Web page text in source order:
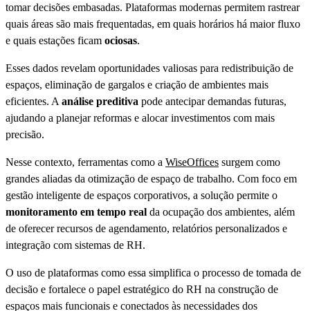
tomar decisões embasadas. Plataformas modernas permitem rastrear
quais áreas são mais frequentadas, em quais horários há maior fluxo
e quais estações ficam ociosas.
Esses dados revelam oportunidades valiosas para redistribuição de
espaços, eliminação de gargalos e criação de ambientes mais
eficientes. A análise preditiva pode antecipar demandas futuras,
ajudando a planejar reformas e alocar investimentos com mais
precisão.
Nesse contexto, ferramentas como a WiseOffices surgem como
grandes aliadas da otimização de espaço de trabalho. Com foco em
gestão inteligente de espaços corporativos, a solução permite o
monitoramento em tempo real da ocupação dos ambientes, além
de oferecer recursos de agendamento, relatórios personalizados e
integração com sistemas de RH.
O uso de plataformas como essa simplifica o processo de tomada de
decisão e fortalece o papel estratégico do RH na construção de
espaços mais funcionais e conectados às necessidades dos